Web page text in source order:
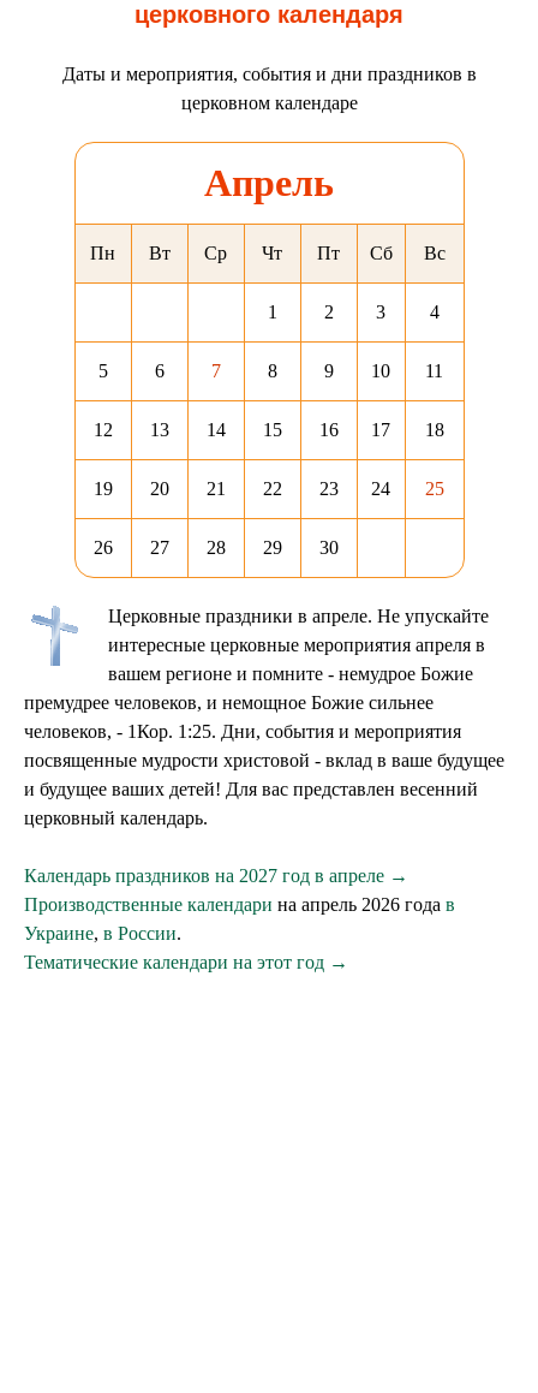
церковного календаря
Даты и мероприятия, события и дни праздников в
церковном календаре
Апрель
Пн Вт Ср Чт Пт Сб Вс
1 2 3 4
5 6 7 8 9 10 11
12 13 14 15 16 17 18
19 20 21 22 23 24 25
26 27 28 29 30
Церковные праздники в апреле. Не упускайте
интересные церковные мероприятия апреля в
вашем регионе и помните - немудрое Божие
премудрее человеков, и немощное Божие сильнее
человеков, - 1Кор. 1:25. Дни, события и мероприятия
посвященные мудрости христовой - вклад в ваше будущее
и будущее ваших детей! Для вас представлен весенний
церковный календарь.
Календарь праздников на 2027 год в апреле →
Производственные календари на апрель 2026 года в
Украине, в России.
Тематические календари на этот год →